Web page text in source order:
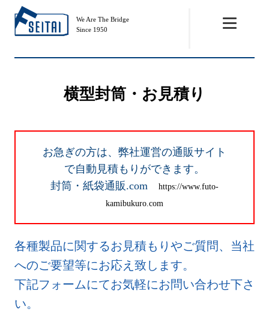
We Are The Bridge
Since 1950
横型封筒・お見積り
お急ぎの方は、弊社運営の通販サイト
で自動見積もりができます。
封筒・紙袋通販.com
https://www.futo-
kamibukuro.com
各種製品に関するお見積もりやご質問、当社
へのご要望等にお応え致します。
下記フォームにてお気軽にお問い合わせ下さ
い。